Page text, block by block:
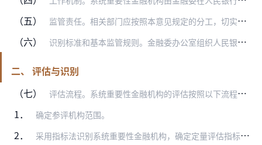
（五） 监管责任。相关部门应按照本意见规定的分工，切实履行对系统重要性金融机构的监督管理责任。因相关部门未履行监督管理责任、或履行监督管理责任不到位而造成重大金融风险，…
（六） 识别标准和基本监管规则。金融委办公室组织人民银行、银保监会、证监会，依据本意见提出系统重要性银行业、证券业、保险业机构识别标准和监管的实施细则，报金融委审议通过…
二、 评估与识别
（七）
评估流程。系统重要性金融机构的评估按照以下流程每年开展一次：
1． 确定参评机构范围。
2． 采用指标法识别系统重要性金融机构，确定定量评估指标和评分方法，制作数据收集模板，向参评机构收集评估所需数据。